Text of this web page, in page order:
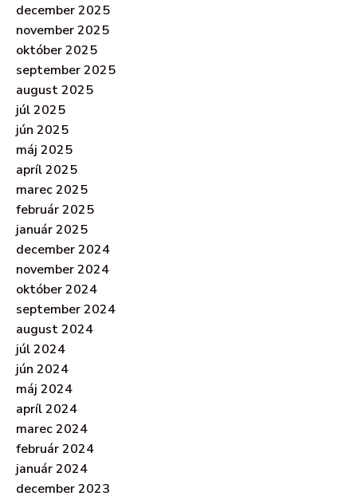
december 2025
november 2025
október 2025
september 2025
august 2025
júl 2025
jún 2025
máj 2025
apríl 2025
marec 2025
február 2025
január 2025
december 2024
november 2024
október 2024
september 2024
august 2024
júl 2024
jún 2024
máj 2024
apríl 2024
marec 2024
február 2024
január 2024
december 2023